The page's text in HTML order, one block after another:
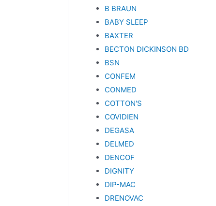
B BRAUN
BABY SLEEP
BAXTER
BECTON DICKINSON BD
BSN
CONFEM
CONMED
COTTON'S
COVIDIEN
DEGASA
DELMED
DENCOF
DIGNITY
DIP-MAC
DRENOVAC